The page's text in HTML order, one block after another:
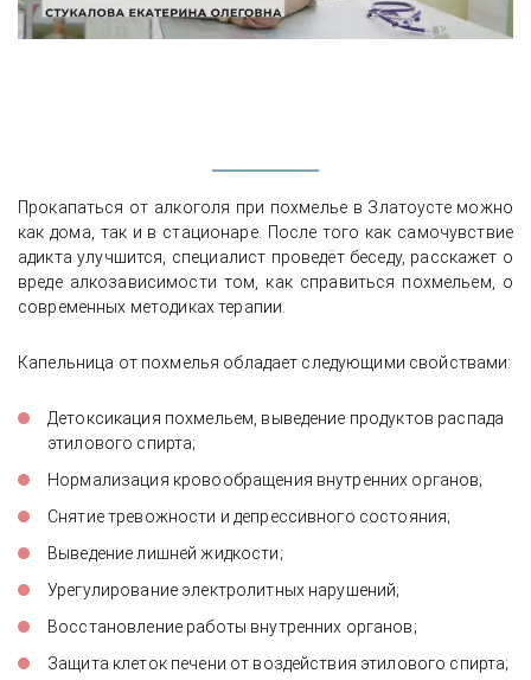
Прокапаться от алкоголя при похмелье в Златоусте можно
как дома, так и в стационаре. После того как самочувствие
адикта улучшится, специалист проведёт беседу, расскажет о
вреде алкозависимости том, как справиться похмельем, о
современных методиках терапии.
Капельница от похмелья обладает следующими свойствами:
Детоксикация похмельем, выведение продуктов распада
этилового спирта;
Нормализация кровообращения внутренних органов;
Снятие тревожности и депрессивного состояния;
Выведение лишней жидкости;
Урегулирование электролитных нарушений;
Восстановление работы внутренних органов;
Защита клеток печени от воздействия этилового спирта;